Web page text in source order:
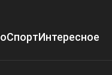
СпортИнтересное